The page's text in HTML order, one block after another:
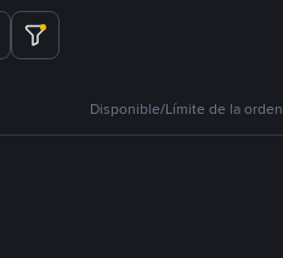
Disponible/Límite de la orden